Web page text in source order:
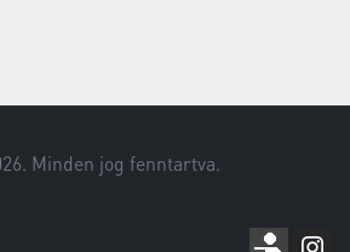
. Minden jog fenntartva.